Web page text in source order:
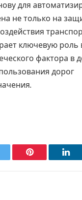
для
не только на
ключевую роль
фактора в
дорог
Pinterest